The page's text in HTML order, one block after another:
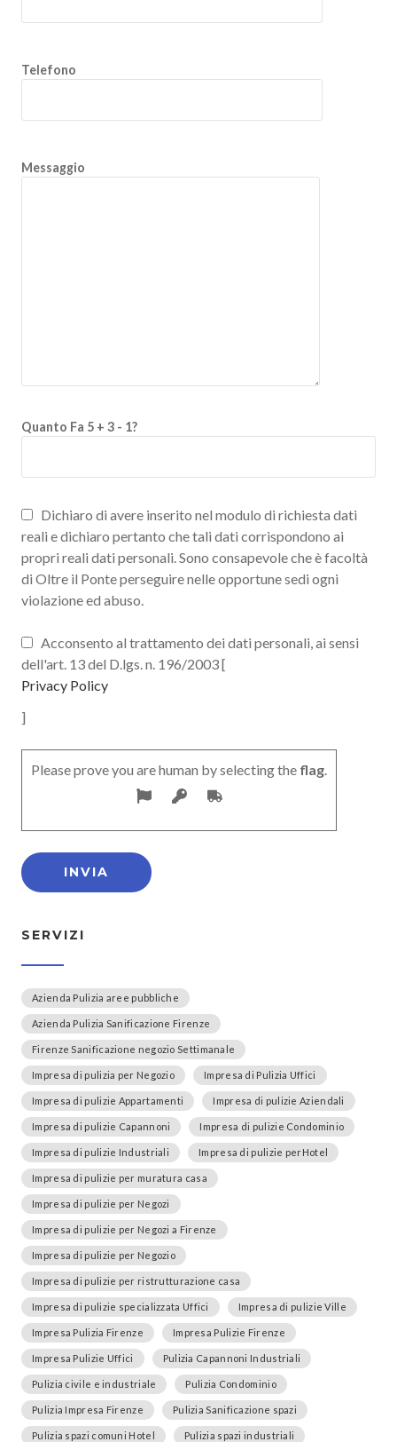
Telefono
Messaggio
Quanto Fa 5 + 3 - 1?
Dichiaro di avere inserito nel modulo di richiesta dati
reali e dichiaro pertanto che tali dati corrispondono ai
propri reali dati personali. Sono consapevole che è facoltà
di Oltre il Ponte perseguire nelle opportune sedi ogni
violazione ed abuso.
Acconsento al trattamento dei dati personali, ai sensi
dell'art. 13 del D.lgs. n. 196/2003 [
Privacy Policy
]
Please prove you are human by selecting the flag.
SERVIZI
Azienda Pulizia aree pubbliche
Azienda Pulizia Sanificazione Firenze
Firenze Sanificazione negozio Settimanale
Impresa di pulizia per Negozio Impresa di Pulizia Uffici
Impresa di pulizie Appartamenti Impresa di pulizie Aziendali
Impresa di pulizie Capannoni Impresa di pulizie Condominio
Impresa di pulizie Industriali Impresa di pulizie perHotel
Impresa di pulizie per muratura casa
Impresa di pulizie per Negozi
Impresa di pulizie per Negozi a Firenze
Impresa di pulizie per Negozio
Impresa di pulizie per ristrutturazione casa
Impresa di pulizie specializzata Uffici Impresa di pulizie Ville
Impresa Pulizia Firenze Impresa Pulizie Firenze
Impresa Pulizie Uffici Pulizia Capannoni Industriali
Pulizia civile e industriale Pulizia Condominio
Pulizia Impresa Firenze Pulizia Sanificazione spazi
Pulizia spazi comuni Hotel Pulizia spazi industriali